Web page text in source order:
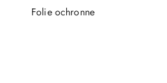
Folie ochronne